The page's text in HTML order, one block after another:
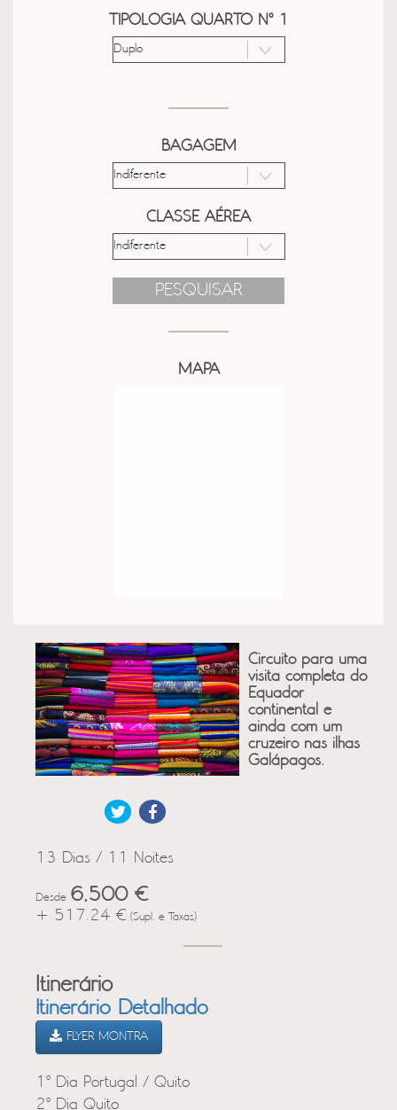
TIPOLOGIA QUARTO Nº 1
BAGAGEM
CLASSE AÉREA
PESQUISAR
MAPA
Circuito para uma
visita completa do
Equador
continental e
ainda com um
cruzeiro nas ilhas
Galápagos.
13 Dias / 11 Noites
Desde 6,500 €
+ 517.24 € (Supl. e Taxas)
Itinerário
Itinerário Detalhado
FLYER MONTRA
1º Dia Portugal / Quito
2º Dia Quito